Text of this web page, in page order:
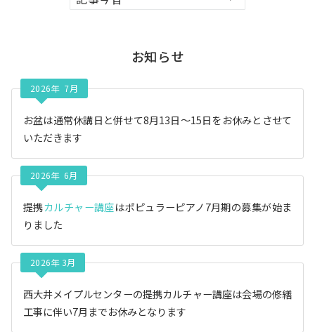
お知らせ
2026年 7月
お盆は通常休講日と併せて8月13日〜15日をお休みとさせて
いただきます
2026年 6月
提携カルチャー講座はポピュラーピアノ7月期の募集が始ま
りました
2026年 3月
西大井メイプルセンターの提携カルチャー講座は会場の修繕
工事に伴い7月までお休みとなります